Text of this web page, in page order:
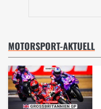
MOTORSPORT-AKTUELL